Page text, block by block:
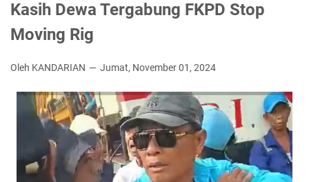
Kasih Dewa Tergabung FKPD Stop
Moving Rig
Oleh KANDARIAN Jumat, November 01, 2024